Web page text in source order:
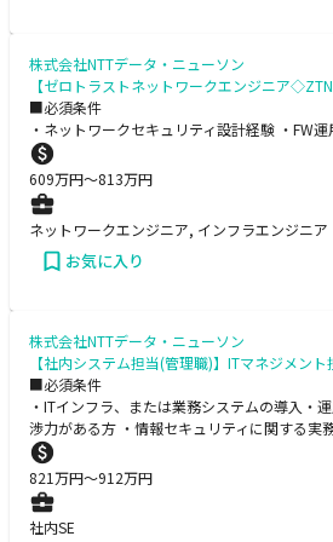
株式会社NTTデータ・ニューソン
【ゼロトラストネットワークエンジニア
■必須条件
・ネットワークセキュリティ設計経験 ・FW
609万円〜813万円
ネットワークエンジニア, インフラエンジニア
お気に入り
株式会社NTTデータ・ニューソン
【社内システム担当(管理職)】ITマネジメント
■必須条件
・ITインフラ、または業務システムの導入・
渉力がある方 ・情報セキュリティに関する実
821万円〜912万円
社内SE